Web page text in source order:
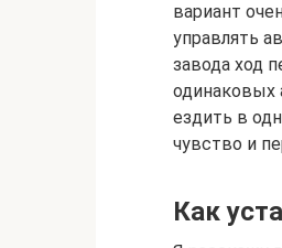
вариант
управлять
завода ход
одинаковых
ездить в
чувство и
Как